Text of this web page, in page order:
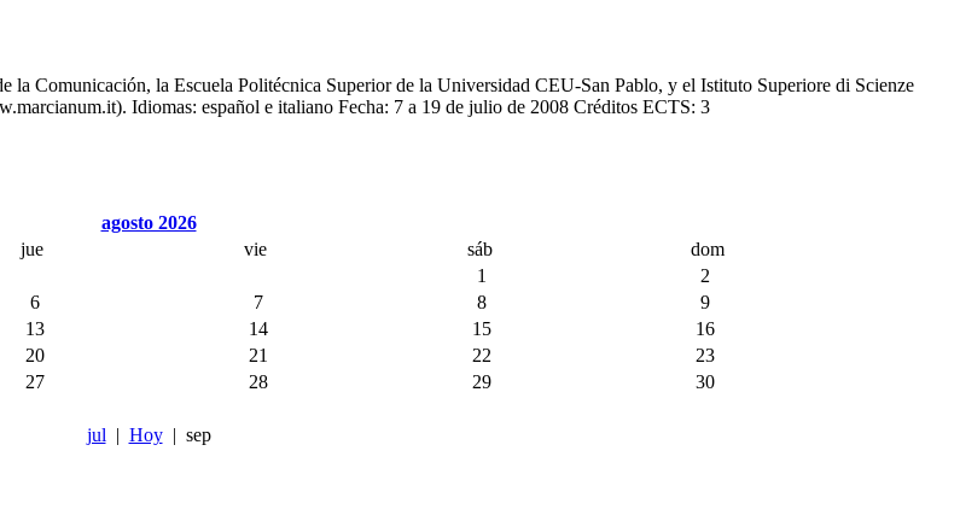
la Comunicación, la Escuela Politécnica Superior de la Universidad CEU-San Pablo, y el Istituto Superiore di Scienze
Idiomas: español e italiano Fecha: 7 a 19 de julio de 2008 Créditos ECTS: 3
agosto 2026
jue vie sáb
dom
1
2
6 7 8
9
13 14 15
16
20 21 22
23
27 28 29
30
jul | Hoy| sep